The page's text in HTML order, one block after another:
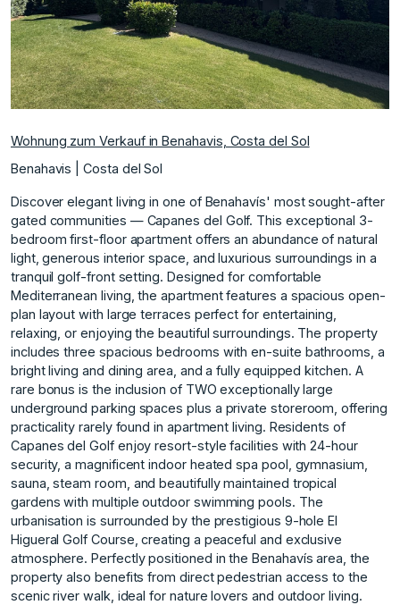
Wohnung zum Verkauf in Benahavis, Costa del Sol
Benahavis | Costa del Sol
Discover elegant living in one of Benahavís' most sought-after
gated communities — Capanes del Golf. This exceptional 3-
bedroom first-floor apartment offers an abundance of natural
light, generous interior space, and luxurious surroundings in a
tranquil golf-front setting. Designed for comfortable
Mediterranean living, the apartment features a spacious open-
plan layout with large terraces perfect for entertaining,
relaxing, or enjoying the beautiful surroundings. The property
includes three spacious bedrooms with en-suite bathrooms, a
bright living and dining area, and a fully equipped kitchen. A
rare bonus is the inclusion of TWO exceptionally large
underground parking spaces plus a private storeroom, offering
practicality rarely found in apartment living. Residents of
Capanes del Golf enjoy resort-style facilities with 24-hour
security, a magnificent indoor heated spa pool, gymnasium,
sauna, steam room, and beautifully maintained tropical
gardens with multiple outdoor swimming pools. The
urbanisation is surrounded by the prestigious 9-hole El
Higueral Golf Course, creating a peaceful and exclusive
atmosphere. Perfectly positioned in the Benahavís area, the
property also benefits from direct pedestrian access to the
scenic river walk, ideal for nature lovers and outdoor living.